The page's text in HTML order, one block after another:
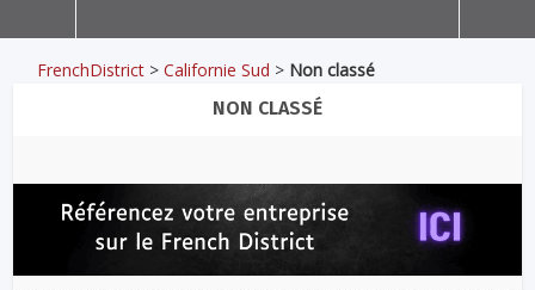
FrenchDistrict >Californie Sud > Non classé
NON CLASSÉ